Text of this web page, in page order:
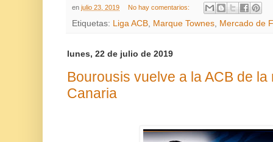
en julio 23, 2019 No hay comentarios:
Etiquetas: Liga ACB, Marque Townes, Mercado de
lunes, 22 de julio de 2019
Bourousis vuelve a la ACB de la
Canaria